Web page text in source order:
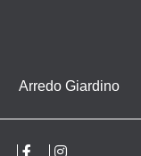
Arredo Giardino